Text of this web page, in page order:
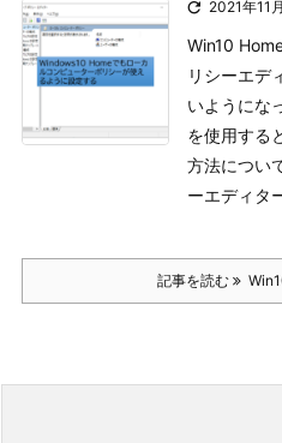
 2021年11
Win10
リシーエデ
いようにな
を使用する
方法につい
ーエディタ
記事を読む